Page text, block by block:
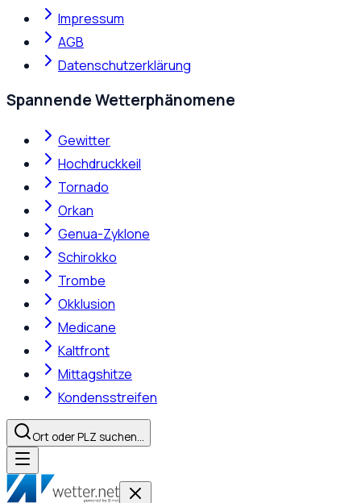
Impressum
AGB
Datenschutzerklärung
Spannende Wetterphänomene
Gewitter
Hochdruckkeil
Tornado
Orkan
Genua-Zyklone
Schirokko
Trombe
Okklusion
Medicane
Kaltfront
Mittagshitze
Kondensstreifen
Ort oder PLZ suchen…